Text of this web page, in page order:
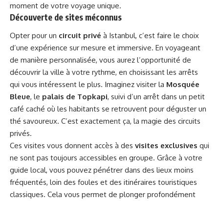
moment de votre voyage unique.
Découverte de sites méconnus
Opter pour un circuit privé à Istanbul, c’est faire le choix
d’une expérience sur mesure et immersive. En voyageant
de manière personnalisée, vous aurez l’opportunité de
découvrir la ville à votre rythme, en choisissant les arrêts
qui vous intéressent le plus. Imaginez visiter la Mosquée
Bleue, le palais de Topkapi, suivi d’un arrêt dans un petit
café caché où les habitants se retrouvent pour déguster un
thé savoureux. C’est exactement ça, la magie des circuits
privés.
Ces visites vous donnent accès à des visites exclusives qui
ne sont pas toujours accessibles en groupe. Grâce à votre
guide local, vous pouvez pénétrer dans des lieux moins
fréquentés, loin des foules et des itinéraires touristiques
classiques. Cela vous permet de plonger profondément